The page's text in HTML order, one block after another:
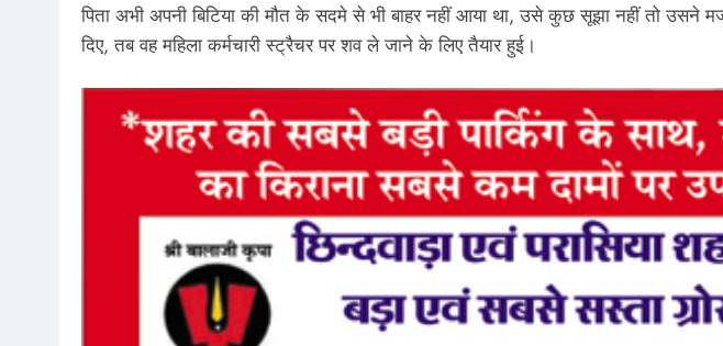
पिता अभी अपनी बिटिया की मौत के सदमे से भी बाहर नहीं आया था, उसे कुछ सूझा नहीं तो उसने
दिए, तब वह महिला कर्मचारी स्ट्रैचर पर शव ले जाने के लिए तैयार हुई।